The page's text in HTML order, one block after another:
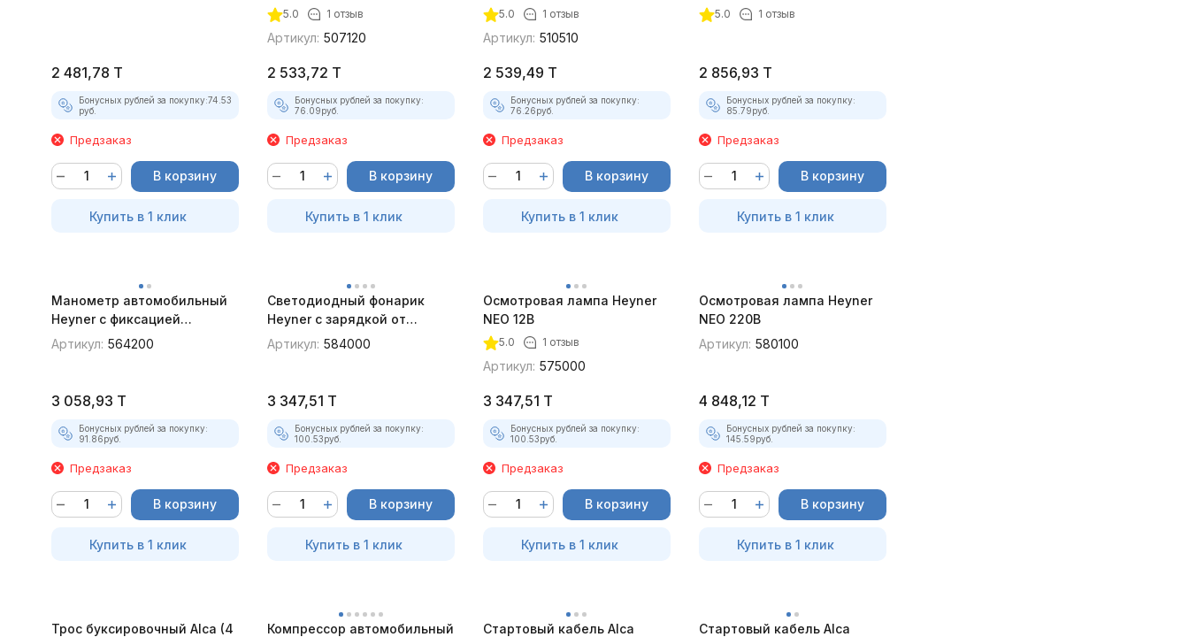
2 481,78 T
Бонусных рублей за покупку:74.53
руб.
Предзаказ
В корзину
Купить в 1 клик
200Вт
5.0 1 отзыв
Артикул: 507120
2 533,72 T
Бонусных рублей за покупку:
76.09руб.
Предзаказ
В корзину
Купить в 1 клик
5.0 1 отзыв
Артикул: 510510
2 539,49 T
Бонусных рублей за покупку:
76.26руб.
Предзаказ
В корзину
Купить в 1 клик
5x70 см.
5.0 1 отзыв
2 856,93 T
Бонусных рублей за покупку:
85.79руб.
Предзаказ
В корзину
Купить в 1 клик
Манометр автомобильный
Heyner с фиксацией
результата
Артикул: 564200
3 058,93 T
Бонусных рублей за покупку:
91.86руб.
Предзаказ
В корзину
Купить в 1 клик
Светодиодный фонарик
Heyner с зарядкой от
прикуривателя
Артикул: 584000
3 347,51 T
Бонусных рублей за покупку:
100.53руб.
Предзаказ
В корзину
Купить в 1 клик
Осмотровая лампа Heyner
NEO 12В
5.0 1 отзыв
Артикул: 575000
3 347,51 T
Бонусных рублей за покупку:
100.53руб.
Предзаказ
В корзину
Купить в 1 клик
Осмотровая лампа Heyner
NEO 220В
Артикул: 580100
4 848,12 T
Бонусных рублей за покупку:
145.59руб.
Предзаказ
В корзину
Купить в 1 клик
Трос буксировочный Alca (4
Компрессор автомобильный
Стартовый кабель Alca
Стартовый кабель Alca